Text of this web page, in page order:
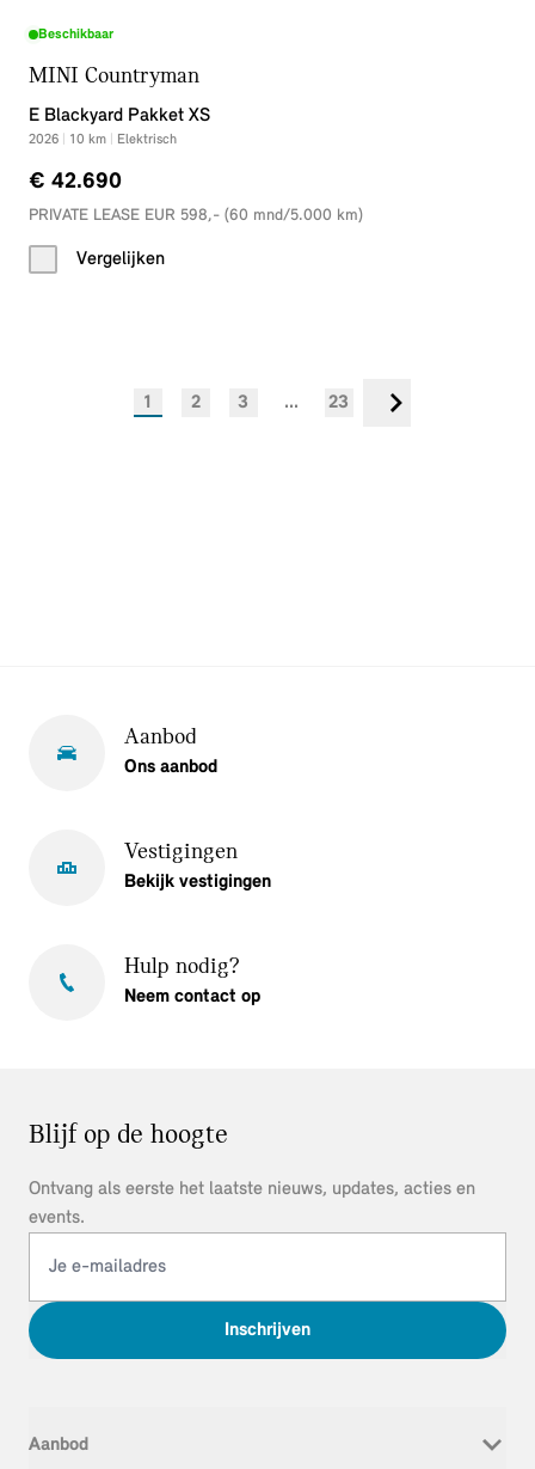
Beschikbaar
MINI Countryman
E Blackyard Pakket XS
2026 10 km Elektrisch
€ 42.690
PRIVATE LEASE EUR 598,- (60 mnd/5.000 km)
Vergelijken
1 2 3 ... 23
Volgende
Aanbod
Ons aanbod
Vestigingen
Bekijk vestigingen
Hulp nodig?
Neem contact op
Blijf op de hoogte
Ontvang als eerste het laatste nieuws, updates, acties en
events.
Inschrijven
Aanbod